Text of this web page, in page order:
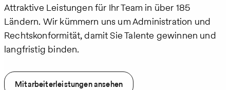
Attraktive Leistungen für Ihr Team in über 185
Ländern. Wir kümmern uns um Administration und
Rechtskonformität, damit Sie Talente gewinnen und
langfristig binden.
Mitarbeiterleistungen ansehen